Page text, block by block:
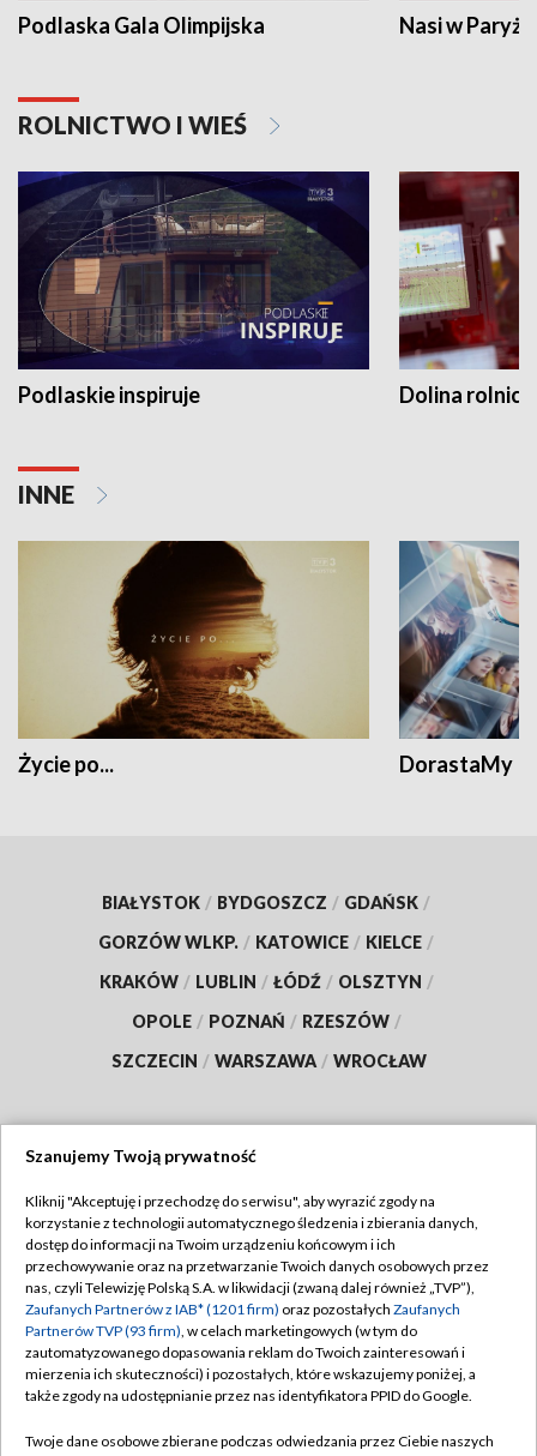
Podlaska Gala Olimpijska Nasi w Paryżu
ROLNICTWO I WIEŚ
Podlaskie inspiruje Dolina
INNE
Życie po... DorastaMy
BIAŁYSTOK / BYDGOSZCZ / GDAŃSK /
GORZÓW WLKP. / KATOWICE / KIELCE /
KRAKÓW / LUBLIN / ŁÓDŹ / OLSZTYN /
OPOLE / POZNAŃ / RZESZÓW /
SZCZECIN / WARSZAWA / WROCŁAW
TVP
Abonament TVP
Emisja w TVP
Centrum informacji TVP
Naziemna Telewizja Cyfrowa
Regulamin TVP
Polityka prywatności
Moje zgody
Pomoc
Szanujemy Twoją prywatność
Kliknij "Akceptuję i przechodzę do serwisu", aby wyrazić zgody na
korzystanie z technologii automatycznego śledzenia i zbierania danych,
dostęp do informacji na Twoim urządzeniu końcowym i ich
przechowywanie oraz na przetwarzanie Twoich danych osobowych przez
nas, czyli Telewizję Polską S.A. w likwidacji (zwaną dalej również „TVP”),
Zaufanych Partnerów z IAB* (1201 firm) oraz pozostałych Zaufanych
Partnerów TVP (93 firm), w celach marketingowych (w tym do
zautomatyzowanego dopasowania reklam do Twoich zainteresowań i
mierzenia ich skuteczności) i pozostałych, które wskazujemy poniżej, a
także zgody na udostępnianie przez nas identyfikatora PPID do Google.
Twoje dane osobowe zbierane podczas odwiedzania przez Ciebie naszych